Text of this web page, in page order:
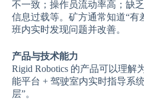
不一致；操作员流动率高；缺
信息过载等。矿方通常知道“有
班内实时发现问题并改善。
产品与技术能力
Rigid Robotics 的产品可以理解
能平台 + 驾驶室内实时指导系
层”。